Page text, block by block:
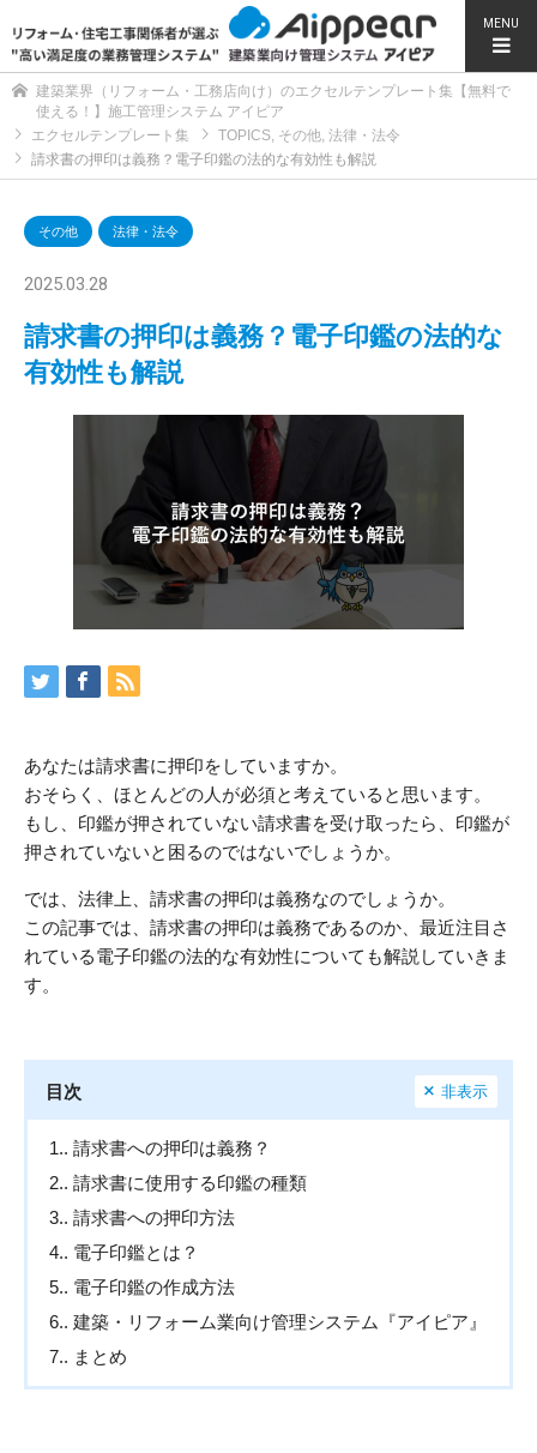
MENU
建築業界（リフォーム・工務店向け）のエクセルテンプレート集【無料で
使える！】施工管理システム アイピア
エクセルテンプレート集
TOPICS, その他, 法律・法令
請求書の押印は義務？電子印鑑の法的な有効性も解説
その他 法律・法令
2025.03.28
請求書の押印は義務？電子印鑑の法的な
有効性も解説
あなたは請求書に押印をしていますか。
おそらく、ほとんどの人が必須と考えていると思います。
もし、印鑑が押されていない請求書を受け取ったら、印鑑が
押されていないと困るのではないでしょうか。
では、法律上、請求書の押印は義務なのでしょうか。
この記事では、請求書の押印は義務であるのか、最近注目さ
れている電子印鑑の法的な有効性についても解説していきま
す。
目次 非表示
1. 請求書への押印は義務？
2. 請求書に使用する印鑑の種類
3. 請求書への押印方法
4. 電子印鑑とは？
5. 電子印鑑の作成方法
6. 建築・リフォーム業向け管理システム『アイピア』
7.
まとめ